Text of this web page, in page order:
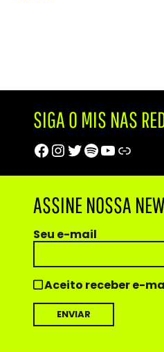
SIGA O MIS NAS
Facebook
Instagram
Twitter
Spotify
Youtube
Trip Advisor
ASSINE NOSSA
Seu e-mail
Aceito receber e-